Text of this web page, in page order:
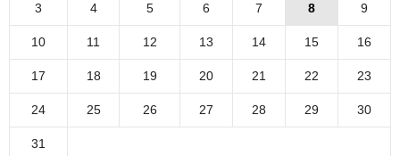
3 4 5 6 7 8 9
10 11 12 13 14 15 16
17 18 19 20 21 22 23
24 25 26 27 28 29 30
31